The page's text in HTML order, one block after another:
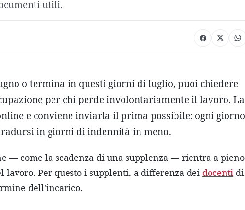
utili.
o termina in questi giorni di luglio, puoi chiedere
per chi perde involontariamente il lavoro. La
e conviene inviarla il prima possibile: ogni giorno
in giorni di indennità in meno.
— come la scadenza di una supplenza — rientra a pieno
Per questo i supplenti, a differenza dei docenti di
dell'incarico.